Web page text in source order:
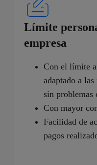
Límite
empresa
Con el límite
adaptado a
sin problemas
Con mayor
Facilidad de
pagos